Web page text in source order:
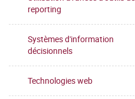
reporting
Systèmes d'information
décisionnels
Technologies web